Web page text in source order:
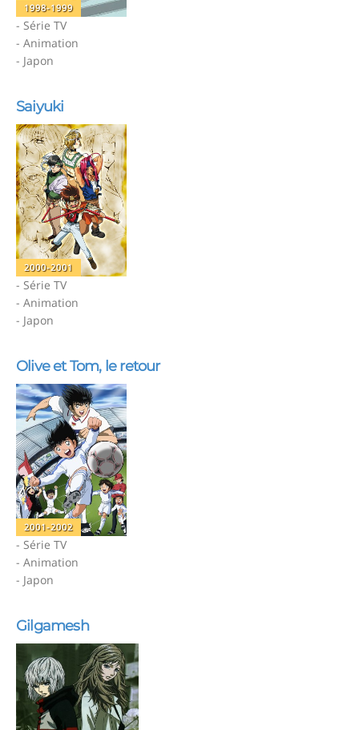
1998-1999
- Série TV
- Animation
- Japon
Saiyuki
2000-2001
- Série TV
- Animation
- Japon
Olive et Tom, le retour
2001-2002
- Série TV
- Animation
- Japon
Gilgamesh